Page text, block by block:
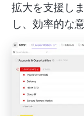
拡大を支援し
し、効率的な